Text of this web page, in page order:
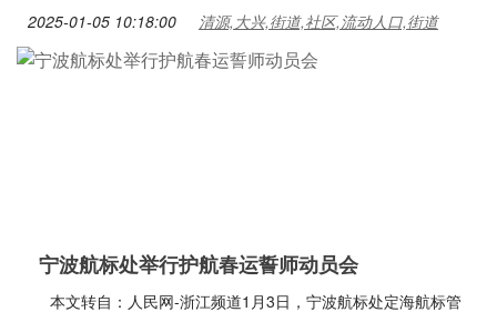
2025-01-05 10:18:00 清源,大兴,街道,社区,流动人口,街道
宁波航标处举行护航春运誓师动员会
本文转自：人民网-浙江频道1月3日，宁波航标处定海航标管